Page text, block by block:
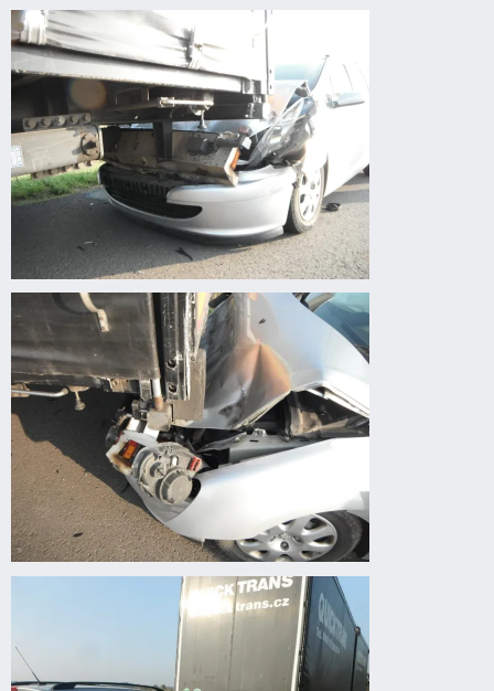
Körösladány
felé
autóbaleset
Körösladány
felé
autóbaleset
Körösladány